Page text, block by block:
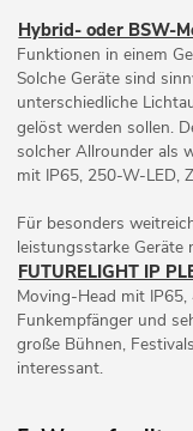
Hybrid- oder BSW-
Funktionen in einem
Solche Geräte sind
unterschiedliche
gelöst werden sollen.
solcher Allrounder als
mit IP65, 250-W-LED,
Für besonders
leistungsstarke Geräte
FUTURELIGHT IP
Moving-Head mit
Funkempfänger und
große Bühnen,
interessant.